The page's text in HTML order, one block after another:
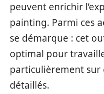
peuvent enrichir
painting. Parmi ces
se démarque : cet
optimal pour
particulièrement sur
détaillés.